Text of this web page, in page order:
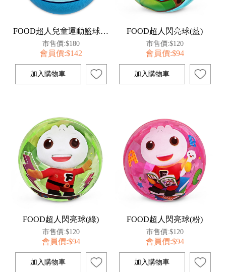
FOOD超人兒童運動籃球-淺藍
市售價:$180
會員價:$142
FOOD超人閃亮球(藍)
市售價:$120
會員價:$94
FOOD超人閃亮球(綠)
市售價:$120
會員價:$94
FOOD超人閃亮球(粉)
市售價:$120
會員價:$94